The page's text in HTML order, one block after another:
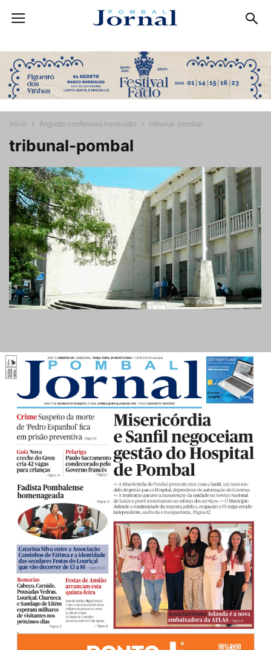
Início Arguido confessou homicídio tribunal-pombal
tribunal-pombal